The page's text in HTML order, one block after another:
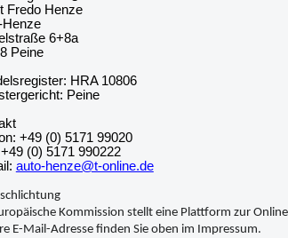
Fredo Henze
Henze
6+8a
Peine
HRA 10806
Peine
+49 (0) 5171 99020
(0) 5171 990222
auto-henze@t-online.de
Kommission stellt eine Plattform zur
E-Mail-Adresse finden Sie oben im Impressum.